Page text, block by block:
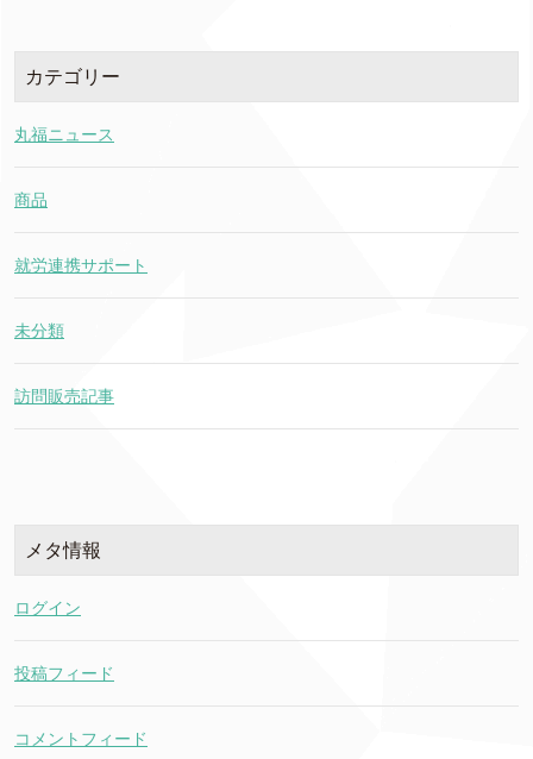
カテゴリー
丸福ニュース
商品
就労連携サポート
未分類
訪問販売記事
メタ情報
ログイン
投稿フィード
コメントフィード